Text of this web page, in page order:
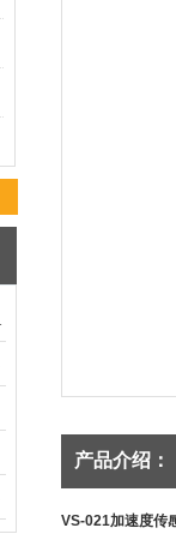
产品介绍：
VS-021加速度传